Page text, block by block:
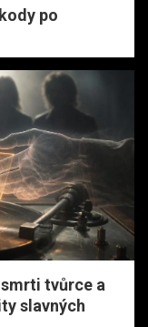
po
tvůrce a
slavných